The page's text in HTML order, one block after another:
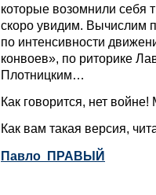
которые возомнили себя
скоро увидим. Вычислим
по интенсивности
конвоев», по риторике
Плотницким…
Как говорится, нет
Как вам такая версия,
Павло ПРАВЫЙ